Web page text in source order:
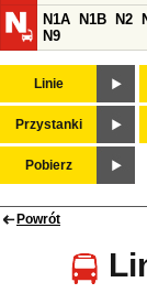
N1A
N1B N2
N9
Linie
Przystanki
Pobierz
Powrót